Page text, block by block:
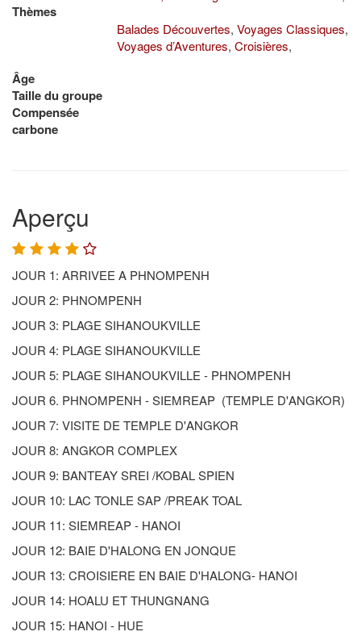
Thèmes
Balades Découvertes, Voyages Classiques,
Voyages d’Aventures, Croisières,
Âge
Taille du groupe
Compensée
carbone
Aperçu
JOUR 1: ARRIVEE A PHNOMPENH
JOUR 2: PHNOMPENH
JOUR 3: PLAGE SIHANOUKVILLE
JOUR 4: PLAGE SIHANOUKVILLE
JOUR 5: PLAGE SIHANOUKVILLE - PHNOMPENH
JOUR 6. PHNOMPENH - SIEMREAP (TEMPLE D'ANGKOR)
JOUR 7: VISITE DE TEMPLE D'ANGKOR
JOUR 8: ANGKOR COMPLEX
JOUR 9: BANTEAY SREI /KOBAL SPIEN
JOUR 10: LAC TONLE SAP /PREAK TOAL
JOUR 11: SIEMREAP - HANOI
JOUR 12: BAIE D'HALONG EN JONQUE
JOUR 13: CROISIERE EN BAIE D'HALONG- HANOI
JOUR 14: HOALU ET THUNGNANG
JOUR 15: HANOI - HUE